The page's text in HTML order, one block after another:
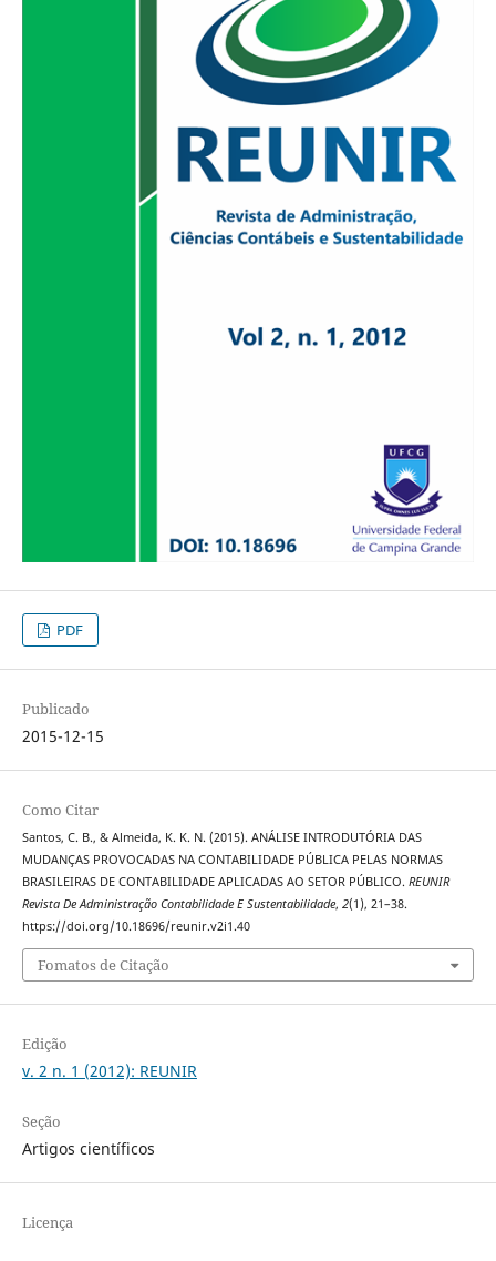
PDF
Publicado
2015-12-15
Como Citar
Santos, C. B., & Almeida, K. K. N. (2015). ANÁLISE INTRODUTÓRIA DAS
MUDANÇAS PROVOCADAS NA CONTABILIDADE PÚBLICA PELAS NORMAS
BRASILEIRAS DE CONTABILIDADE APLICADAS AO SETOR PÚBLICO. REUNIR
Revista De Administração Contabilidade E Sustentabilidade, 2(1), 21–38.
https://doi.org/10.18696/reunir.v2i1.40
Fomatos de Citação
Edição
v. 2 n. 1 (2012): REUNIR
Seção
Artigos científicos
Licença